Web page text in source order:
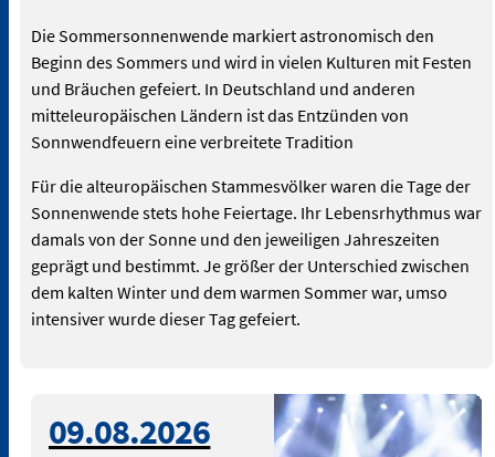
Die Sommersonnenwende markiert astronomisch den
Beginn des Sommers und wird in vielen Kulturen mit Festen
und Bräuchen gefeiert. In Deutschland und anderen
mitteleuropäischen Ländern ist das Entzünden von
Sonnwendfeuern eine verbreitete Tradition
Für die alteuropäischen Stammesvölker waren die Tage der
Sonnenwende stets hohe Feiertage. Ihr Lebensrhythmus war
damals von der Sonne und den jeweiligen Jahreszeiten
geprägt und bestimmt. Je größer der Unterschied zwischen
dem kalten Winter und dem warmen Sommer war, umso
intensiver wurde dieser Tag gefeiert.
09.08.2026
© Bild: Pexels auf Pixabay -
Symbolbild